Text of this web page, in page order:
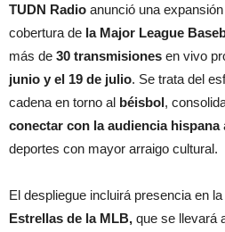
TUDN Radio anunció una
cobertura de la Major League
más de 30 transmisiones en vivo
junio y el 19 de julio. Se trata del
cadena en torno al béisbol,
conectar con la audiencia hispana
deportes con mayor arraigo cultural.
El despliegue incluirá presencia en la
Estrellas de la MLB, que se llevará